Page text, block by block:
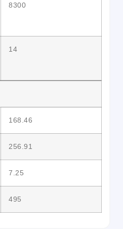
8300
14
168.46
256.91
7.25
495